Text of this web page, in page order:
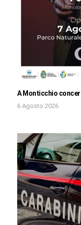
A Monticchio
6 Agosto 2026